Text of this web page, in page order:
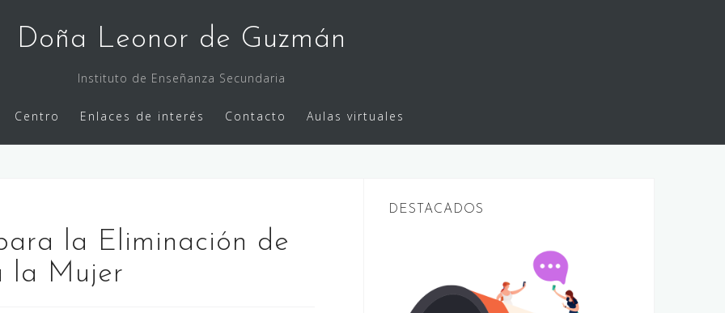
Doña Leonor de Guzmán
Instituto de Enseñanza Secundaria
Centro Enlaces de interés Contacto Aulas virtuales
la Eliminación de
la Mujer
DESTACADOS